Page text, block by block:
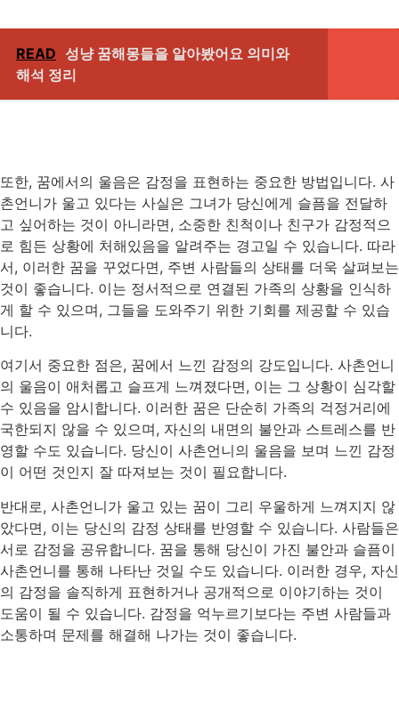
READ 성냥 꿈해몽들을 알아봤어요 의미와
해석 정리
또한, 꿈에서의 울음은 감정을 표현하는 중요한 방법입니다. 사
촌언니가 울고 있다는 사실은 그녀가 당신에게 슬픔을 전달하
고 싶어하는 것이 아니라면, 소중한 친척이나 친구가 감정적으
로 힘든 상황에 처해있음을 알려주는 경고일 수 있습니다. 따라
서, 이러한 꿈을 꾸었다면, 주변 사람들의 상태를 더욱 살펴보는
것이 좋습니다. 이는 정서적으로 연결된 가족의 상황을 인식하
게 할 수 있으며, 그들을 도와주기 위한 기회를 제공할 수 있습
니다.
여기서 중요한 점은, 꿈에서 느낀 감정의 강도입니다. 사촌언니
의 울음이 애처롭고 슬프게 느껴졌다면, 이는 그 상황이 심각할
수 있음을 암시합니다. 이러한 꿈은 단순히 가족의 걱정거리에
국한되지 않을 수 있으며, 자신의 내면의 불안과 스트레스를 반
영할 수도 있습니다. 당신이 사촌언니의 울음을 보며 느낀 감정
이 어떤 것인지 잘 따져보는 것이 필요합니다.
반대로, 사촌언니가 울고 있는 꿈이 그리 우울하게 느껴지지 않
았다면, 이는 당신의 감정 상태를 반영할 수 있습니다. 사람들은
서로 감정을 공유합니다. 꿈을 통해 당신이 가진 불안과 슬픔이
사촌언니를 통해 나타난 것일 수도 있습니다. 이러한 경우, 자신
의 감정을 솔직하게 표현하거나 공개적으로 이야기하는 것이
도움이 될 수 있습니다. 감정을 억누르기보다는 주변 사람들과
소통하며 문제를 해결해 나가는 것이 좋습니다.